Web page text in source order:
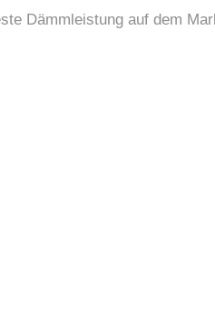
Dämmleistung auf dem